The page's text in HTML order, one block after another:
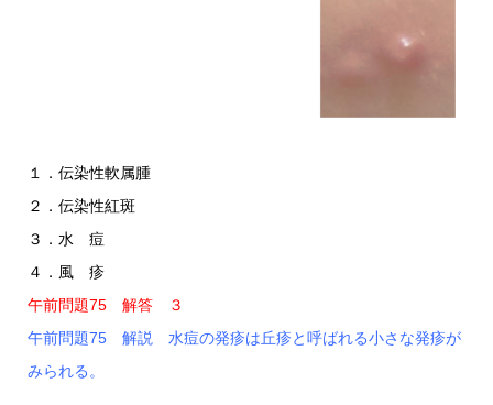
１．伝染性軟属腫
２．伝染性紅斑
３．水 痘
４．風 疹
午前問題75 解答 ３
午前問題75 解説 水痘の発疹は丘疹と呼ばれる小さな発疹が
みられる。